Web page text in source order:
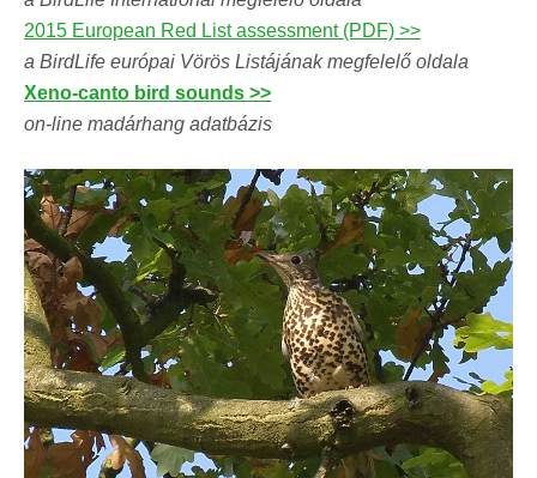
2015 European Red List assessment (PDF) >>
a BirdLife európai Vörös Listájának megfelelő oldala
Xeno-canto bird sounds >>
on-line madárhang adatbázis